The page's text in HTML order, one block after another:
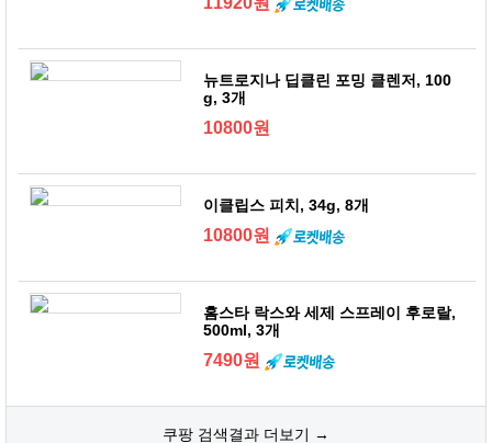
뉴트로지나 딥클린 포밍 클렌저, 100
g, 3개
10800원
이클립스 피치, 34g, 8개
10800원
홈스타 락스와 세제 스프레이 후로랄,
500ml, 3개
7490원
쿠팡 검색결과 더보기 →